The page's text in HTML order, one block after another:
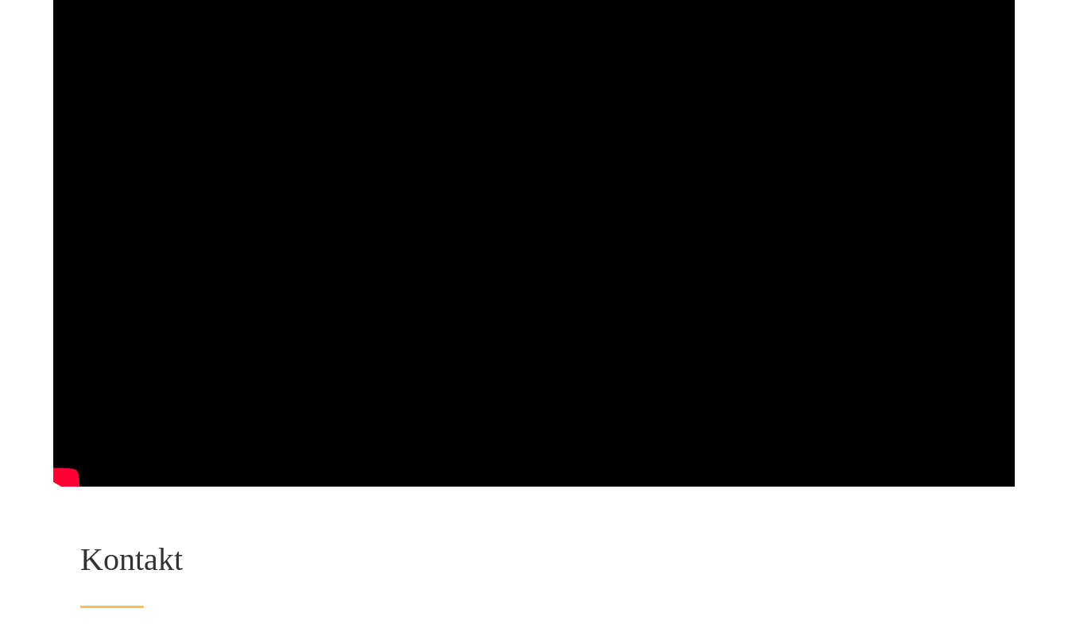
Kontakt